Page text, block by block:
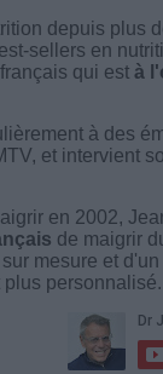
depuis plus
sellers en
qui est à
à des
et intervient
en 2002,
de maigrir
mesure et
personnalisé.